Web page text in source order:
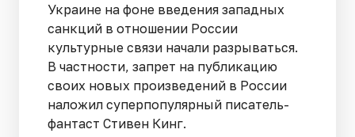
Украине на фоне введения западных
санкций в отношении России
культурные связи начали разрываться.
В частности, запрет на публикацию
своих новых произведений в России
наложил суперпопулярный писатель-
фантаст Стивен Кинг.